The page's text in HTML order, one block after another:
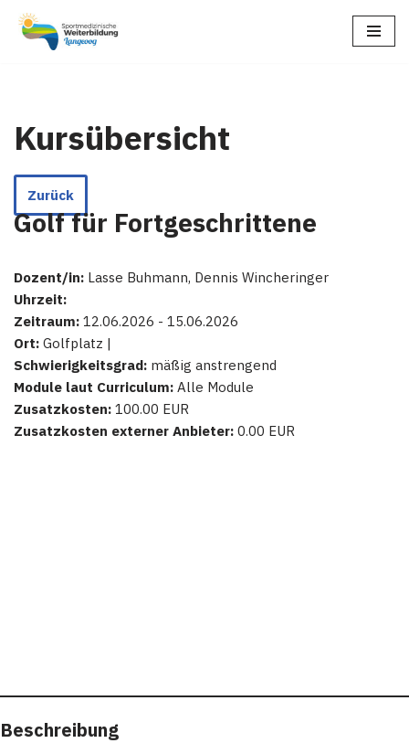
Kursübersicht
Zurück
Golf für Fortgeschrittene
Dozent/in: Lasse Buhmann, Dennis Wincheringer
Uhrzeit:
Zeitraum: 12.06.2026 - 15.06.2026
Ort: Golfplatz |
Schwierigkeitsgrad: mäßig anstrengend
Module laut Curriculum: Alle Module
Zusatzkosten: 100.00 EUR
Zusatzkosten externer Anbieter: 0.00 EUR
Beschreibung